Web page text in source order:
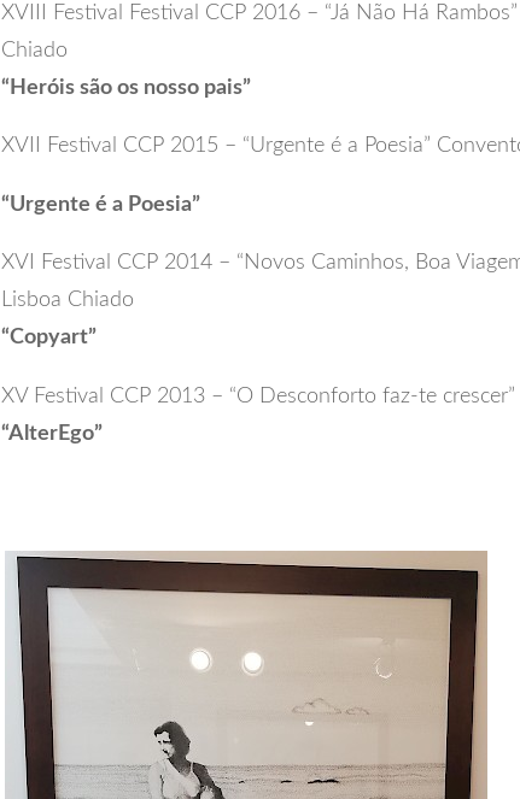
XVIII Festival Festival CCP 2016 – “Já Não Há
Chiado
“Heróis são os nosso pais”
XVII Festival CCP 2015 – “Urgente é a Poesia”
“Urgente é a Poesia”
XVI Festival CCP 2014 – “Novos Caminhos, Boa
Lisboa Chiado
“Copyart”
XV Festival CCP 2013 – “O Desconforto faz-te
“AlterEgo”